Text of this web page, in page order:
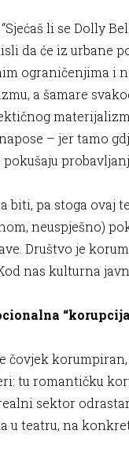
li se Dolly
da će iz urbane
ograničenjima i
a šamare
– jer tamo
biti, pa stoga ovaj
neuspješno)
Društvo je
nas kulturna
čovjek
tu romantičku
sektor
u teatru, na